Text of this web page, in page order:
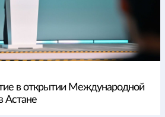
в открытии Международной
Астане